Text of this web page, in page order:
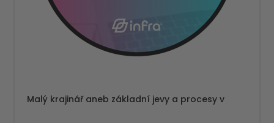
Malý krajinář aneb základní jevy a procesy v